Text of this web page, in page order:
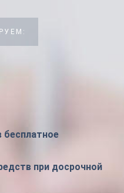
бесплатное
при досрочной